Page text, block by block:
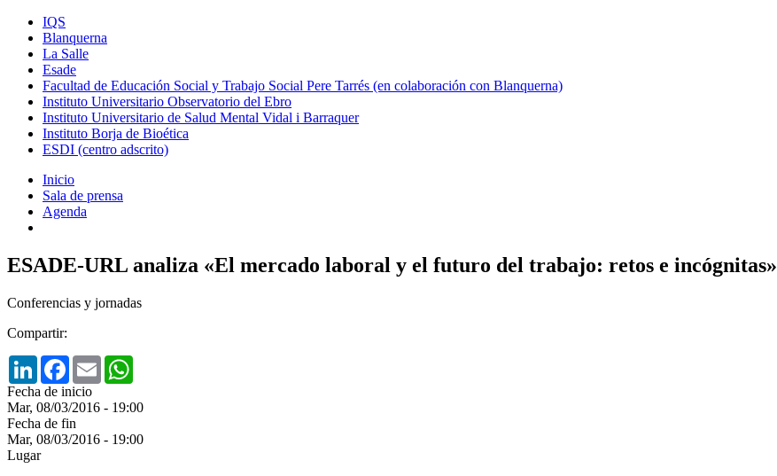
IQS
Blanquerna
La Salle
Esade
Facultad de Educación Social y Trabajo Social Pere Tarrés (en colaboración con Blanquerna)
Instituto Universitario Observatorio del Ebro
Instituto Universitario de Salud Mental Vidal i Barraquer
Instituto Borja de Bioética
ESDI (centro adscrito)
Inicio
Sala de prensa
Agenda
ESADE-URL analiza «El mercado laboral y el futuro del trabajo: retos e incógnitas»
Conferencias y jornadas
Compartir:
LinkedInFacebook
Email
Fecha de inicio
Mar, 08/03/2016 - 19:00
Fecha de fin
Mar, 08/03/2016 - 19:00
Lugar